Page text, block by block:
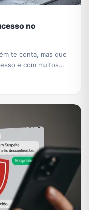
no
te conta, mas que
e com muitos